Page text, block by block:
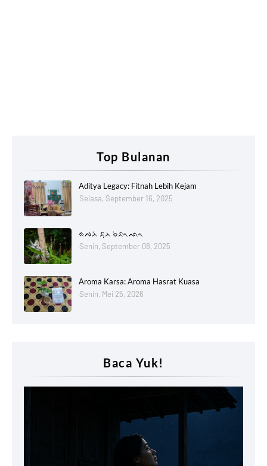
Top Bulanan
Aditya Legacy: Fitnah Lebih Kejam
Selasa, September 16, 2025
ᨑᨄᨂᨗ ᨅᨘᨂ ᨔᨗᨅᨚᨒᨚ
Senin, September 08, 2025
Aroma Karsa: Aroma Hasrat Kuasa
Senin, Mei 25, 2026
Baca Yuk!